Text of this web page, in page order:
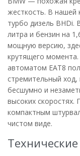
жесткость. В нашей
турбо дизель BHDi.
литра и бензин на
мощную версию,
крутящего
автоматом EAT8
стремительный
бесшумно и
высоких скоростях.
компактным
чистом виде.